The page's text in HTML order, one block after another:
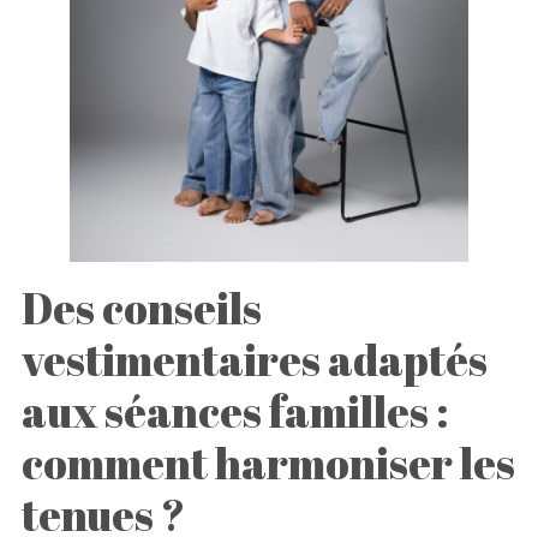
Des conseils
vestimentaires adaptés
aux séances familles :
comment harmoniser les
tenues ?